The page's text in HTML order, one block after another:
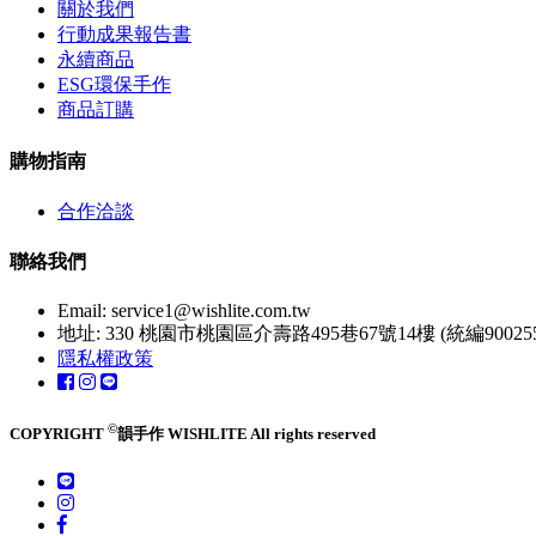
關於我們
行動成果報告書
永續商品
ESG環保手作
商品訂購
購物指南
合作洽談
聯絡我們
Email: service1@wishlite.com.tw
地址: 330 桃園市桃園區介壽路495巷67號14樓 (統編
隱私權政策
COPYRIGHT ©韻手作 WISHLITE All rights reserved